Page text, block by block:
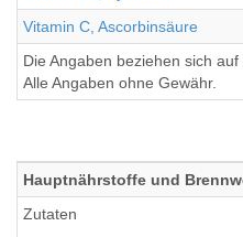
Vitamin C, Ascorbinsäure
Die Angaben beziehen sich
Alle Angaben ohne Gewähr.
Hauptnährstoffe und
Zutaten